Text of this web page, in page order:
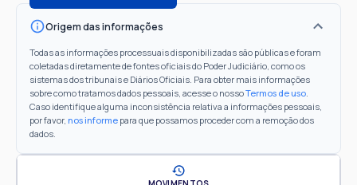
Origem das informações
Todas as informações processuais disponibilizadas são públicas e foram
coletadas diretamente de fontes oficiais do Poder Judiciário, como os
sistemas dos tribunais e Diários Oficiais. Para obter mais informações
sobre como tratamos dados pessoais, acesse o nossoTermos de uso.
Caso identifique alguma inconsistência relativa a informações pessoais,
por favor, nos informe para que possamos proceder com a remoção dos
dados.